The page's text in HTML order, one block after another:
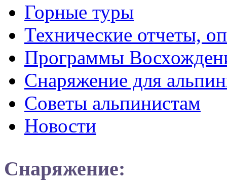
Горные туры
Технические отчеты,
Программы
Снаряжение для
Советы альпинистам
Новости
Снаряжение: